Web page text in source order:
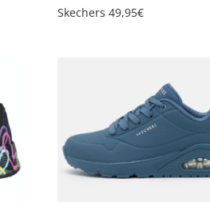
Skechers 49,95€